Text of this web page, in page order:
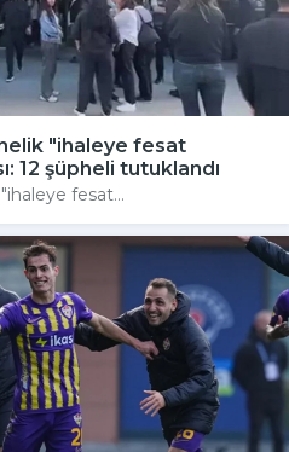
"ihaleye fesat
12 şüpheli tutuklandı
fesat...